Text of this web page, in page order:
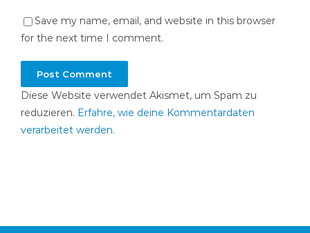
Save my name, email, and website in this browser
for the next time I comment.
Diese Website verwendet Akismet, um Spam zu
reduzieren. Erfahre, wie deine Kommentardaten
verarbeitet werden.